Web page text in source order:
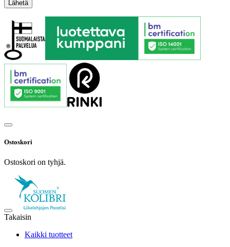
Ostoskori
Ostoskori on tyhjä.
Takaisin
Kaikki tuotteet